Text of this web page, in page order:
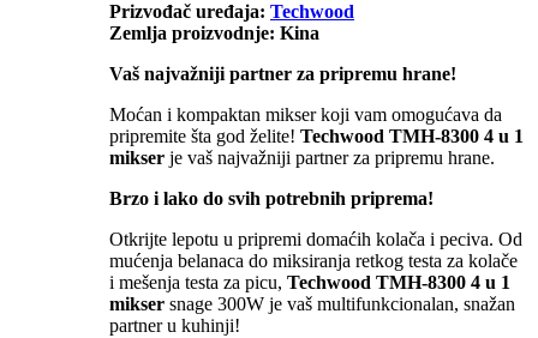
Prizvođač uređaja: Techwood
Zemlja proizvodnje: Kina
Vaš najvažniji partner za pripremu hrane!
Moćan i kompaktan mikser koji vam omogućava da
pripremite šta god želite! Techwood TMH-8300 4 u 1
mikser je vaš najvažniji partner za pripremu hrane.
Brzo i lako do svih potrebnih priprema!
Otkrijte lepotu u pripremi domaćih kolača i peciva. Od
mućenja belanaca do miksiranja retkog testa za kolače
i mešenja testa za picu, Techwood TMH-8300 4 u 1
mikser snage 300W je vaš multifunkcionalan, snažan
partner u kuhinji!